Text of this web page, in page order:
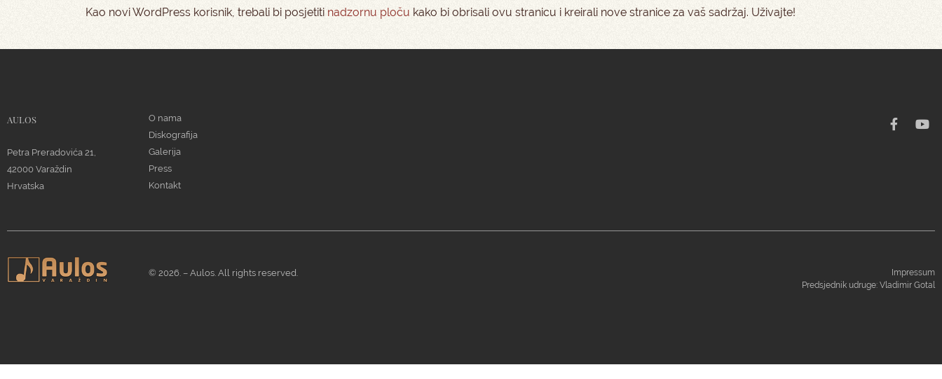
Kao novi WordPress korisnik, trebali bi posjetiti nadzornu ploču kako bi obrisali ovu stranicu i kreirali nove stranice za vaš sadržaj. Uživajte!
AULOS
Petra Preradovića 21,
42000 Varaždin
Hrvatska
O nama
Diskografija
Galerija
Press
Kontakt
© 2026. – Aulos. All rights reserved.
Impressum
Predsjednik udruge: Vladimir Gotal